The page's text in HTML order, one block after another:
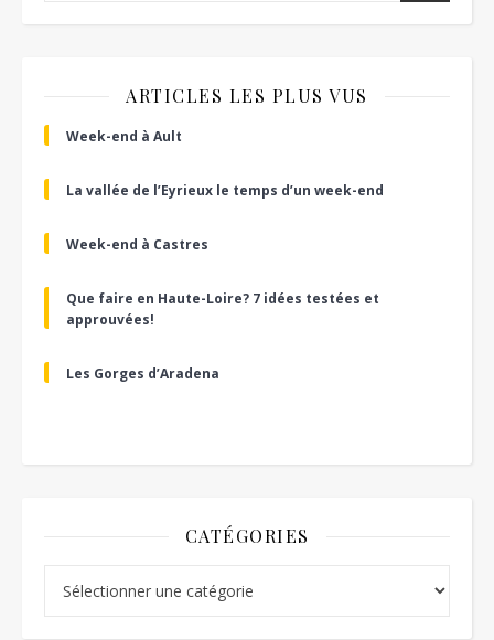
ARTICLES LES PLUS VUS
Week-end à Ault
La vallée de l’Eyrieux le temps d’un week-end
Week-end à Castres
Que faire en Haute-Loire? 7 idées testées et
approuvées!
Les Gorges d’Aradena
CATÉGORIES